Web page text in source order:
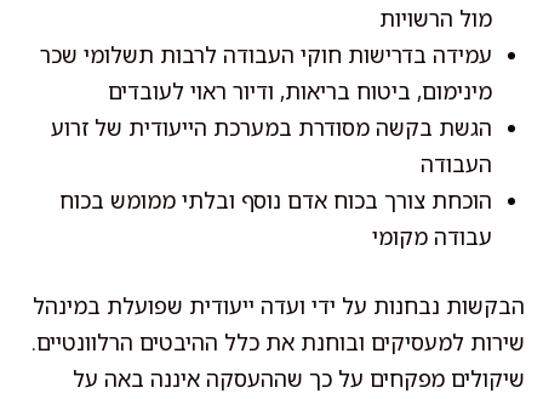
מול הרשויות
עמידה בדרישות חוקי העבודה לרבות תשלומי שכר
מינימום, ביטוח בריאות, ודיור ראוי לעובדים
הגשת בקשה מסודרת במערכת הייעודית של זרוע
העבודה
הוכחת צורך בכוח אדם נוסף ובלתי ממומש בכוח
עבודה מקומי
הבקשות נבחנות על ידי ועדה ייעודית שפועלת במינהל
שירות למעסיקים ובוחנת את כלל ההיבטים הרלוונטיים.
שיקולים מפקחים על כך שההעסקה איננה באה על